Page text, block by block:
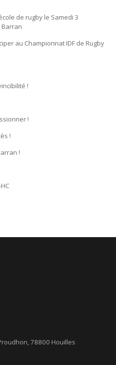
de rugby le Samedi 3
au Championnat IDF de Rugby
!
!
!
!
78800 Houilles